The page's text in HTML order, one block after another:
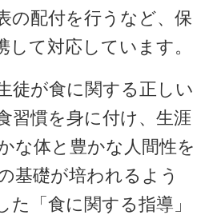
の配付を行うなど、保
して対応しています。
徒が食に関する正しい
習慣を身に付け、生涯
な体と豊かな人間性を
基礎が培われるよう
た「食に関する指導」